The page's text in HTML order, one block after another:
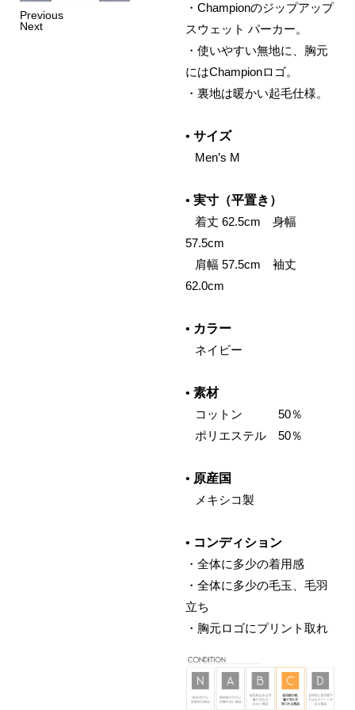
Previous
Next
・Championのジップアップ
スウェット パーカー。
・使いやすい無地に、胸元
にはChampionロゴ。
・裏地は暖かい起毛仕様。
• サイズ
‌ Men’s M
• 実寸（平置き）
‌ 着丈 62.5cm 身幅
57.5cm
‌ 肩幅 57.5cm 袖丈
62.0cm
• カラー
‌ ネイビー
• 素材
‌ コットン 50％
‌ ポリエステル 50％
• 原産国
‌ メキシコ製
• コンディション
・全体に多少の着用感
・全体に多少の毛玉、毛羽
立ち
・胸元ロゴにプリント取れ